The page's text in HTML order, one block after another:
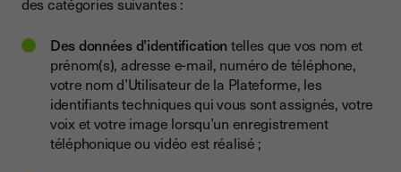
Des données d’identificationtelles que vos nom et
prénom(s), adresse e-mail, numéro de téléphone,
votre nom d’Utilisateur de la Plateforme, les
identifiants techniques qui vous sont assignés, votre
voix et votre image lorsqu’un enregistrement
téléphonique ou vidéo est réalisé ;